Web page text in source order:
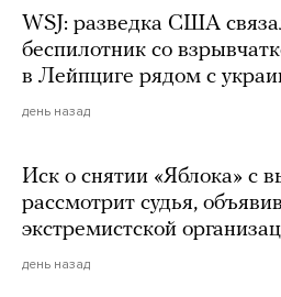
WSJ: разведка США
беспилотник со
в Лейпциге рядом с
день назад
Иск о снятии «Яблока» с
рассмотрит судья,
экстремистской
день назад